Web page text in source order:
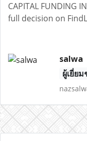
CAPITAL FUNDING
full decision on
salwa
ผู้เยี่ย